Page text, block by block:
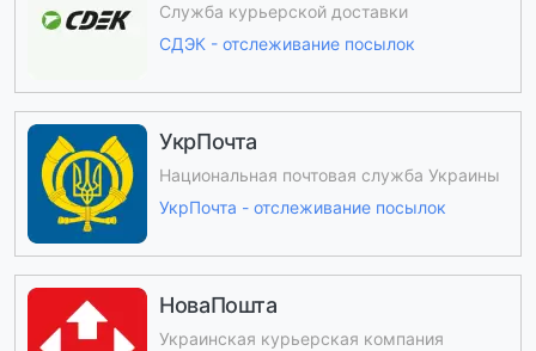
Служба курьерской доставки
СДЭК - отслеживание посылок
УкрПочта
Национальная почтовая служба Украины
УкрПочта - отслеживание посылок
НоваПошта
Украинская курьерская компания